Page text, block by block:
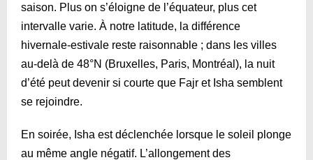
saison. Plus on s’éloigne de l’équateur, plus cet
intervalle varie. À notre latitude, la différence
hivernale-estivale reste raisonnable ; dans les villes
au-delà de 48°N (Bruxelles, Paris, Montréal), la nuit
d’été peut devenir si courte que Fajr et Isha semblent
se rejoindre.
En soirée, Isha est déclenchée lorsque le soleil plonge
au même angle négatif. L’allongement des